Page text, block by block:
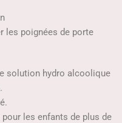
les poignées de porte
solution hydro alcoolique
les enfants de plus de